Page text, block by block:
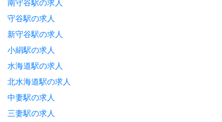
守谷駅の求人
新守谷駅の求人
小絹駅の求人
水海道駅の求人
北水海道駅の求人
中妻駅の求人
三妻駅の求人